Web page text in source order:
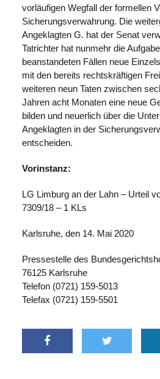
vorläufigen Wegfall der formellen
Sicherungsverwahrung. Die
Angeklagten G. hat der Senat
Tatrichter hat nunmehr die
beanstandeten Fällen neue
mit den bereits rechtskräftigen
weiteren neun Taten zwischen
Jahren acht Monaten eine neue
bilden und neuerlich über die
Angeklagten in der
entscheiden.
Vorinstanz:
LG Limburg an der Lahn – Urteil
7309/18 – 1 KLs
Karlsruhe, den 14. Mai 2020
Pressestelle des
76125 Karlsruhe
Telefon (0721) 159-5013
Telefax (0721) 159-5501